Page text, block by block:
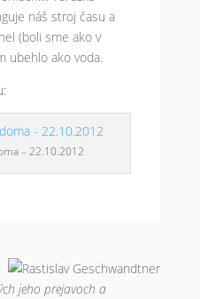
náš stroj času a
(boli sme ako v
ubehlo ako voda.
– 22.10.2012
jeho prejavoch a